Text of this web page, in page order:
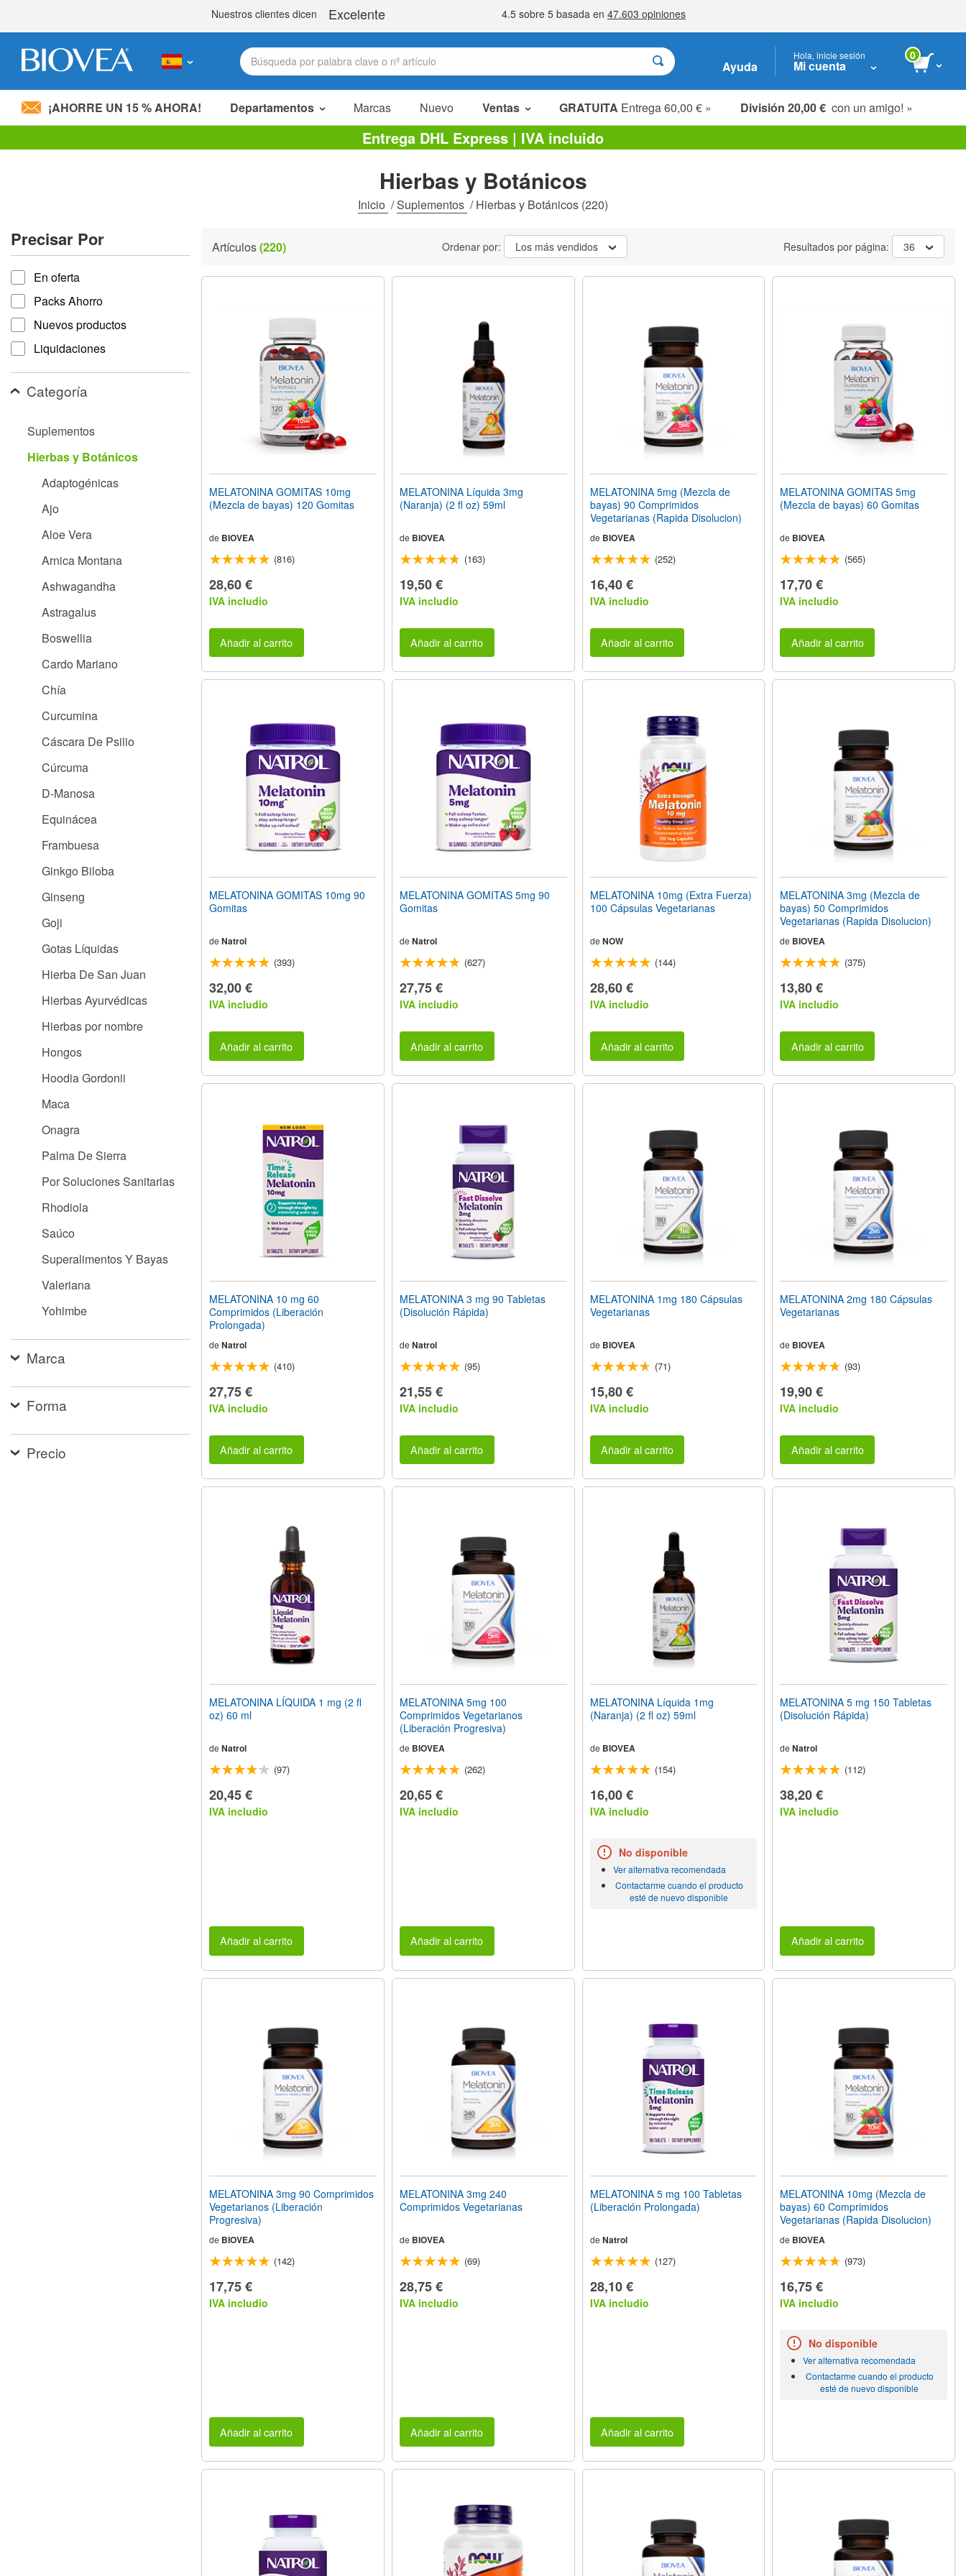
Nota:
accesibilidad.
Presione
Control-
F11
para
ajustar
sitio
web
personas
visual
Presione
accesibilidad.
Ayuda
Hola, inicie sesión
Mi cuenta
0
¡AHORRE UN 15 % AHORA! Departamentos Marcas Nuevo Ventas GRATUITA Entrega 60,00 € » División 20,00 € con un amigo! »
Artículos en oferta
Packs Ahorro
Liquidaciones
Entrega DHL Express | IVA incluido
Hierbas y Botánicos
Inicio /Suplementos /Hierbas y Botánicos (220)
Precisar Por
Precisar por
En oferta
Packs Ahorro
Nuevos productos
Liquidaciones
Categoría
Suplementos
Hierbas y Botánicos
Adaptogénicas
Ajo
Aloe Vera
Arnica Montana
Ashwagandha
Astragalus
Boswellia
Cardo Mariano
Chía
Curcumina
Cáscara De Psilio
Cúrcuma
D-Manosa
Equinácea
Frambuesa
Ginkgo Biloba
Ginseng
Goji
Gotas Líquidas
Hierba De San Juan
Hierbas Ayurvédicas
Hierbas por nombre
Hongos
Hoodia Gordonii
Maca
Onagra
Palma De Sierra
Por Soluciones Sanitarias
Rhodiola
Saúco
Superalimentos Y Bayas
Valeriana
Yohimbe
Marca
Forma
Precio
Artículos(220) Ordenar por: Los más vendidos Resultados por página: 36
MELATONINA GOMITAS 10mg
(Mezcla de bayas) 120 Gomitas
de BIOVEA
(816)
28,60 €
IVA includio
Añadir al carrito
MELATONINA Líquida 3mg
(Naranja) (2 fl oz) 59ml
de BIOVEA
(163)
19,50 €
IVA includio
Añadir al carrito
MELATONINA 5mg (Mezcla de
bayas) 90 Comprimidos
Vegetarianas (Rapida Disolucion)
de BIOVEA
(252)
16,40 €
IVA includio
Añadir al carrito
MELATONINA GOMITAS 5mg
(Mezcla de bayas) 60 Gomitas
de BIOVEA
(565)
17,70 €
IVA includio
Añadir al carrito
MELATONINA GOMITAS 10mg 90
Gomitas
de Natrol
(393)
32,00 €
IVA includio
Añadir al carrito
MELATONINA GOMITAS 5mg 90
Gomitas
de Natrol
(627)
27,75 €
IVA includio
Añadir al carrito
MELATONINA 10mg (Extra Fuerza)
100 Cápsulas Vegetarianas
de NOW
(144)
28,60 €
IVA includio
Añadir al carrito
MELATONINA 3mg (Mezcla de
bayas) 50 Comprimidos
Vegetarianas (Rapida Disolucion)
de BIOVEA
(375)
13,80 €
IVA includio
Añadir al carrito
MELATONINA 10 mg 60
Comprimidos (Liberación
Prolongada)
de Natrol
(410)
27,75 €
IVA includio
Añadir al carrito
MELATONINA 3 mg 90 Tabletas
(Disolución Rápida)
de Natrol
(95)
21,55 €
IVA includio
Añadir al carrito
MELATONINA 1mg 180 Cápsulas
Vegetarianas
de BIOVEA
(71)
15,80 €
IVA includio
Añadir al carrito
MELATONINA 2mg 180 Cápsulas
Vegetarianas
de BIOVEA
(93)
19,90 €
IVA includio
Añadir al carrito
MELATONINA LÍQUIDA 1 mg (2 fl
oz) 60 ml
de Natrol
(97)
20,45 €
IVA includio
Añadir al carrito
MELATONINA 5mg 100
Comprimidos Vegetarianos
(Liberación Progresiva)
de BIOVEA
(262)
20,65 €
IVA includio
Añadir al carrito
MELATONINA Líquida 1mg
(Naranja) (2 fl oz) 59ml
de BIOVEA
(154)
16,00 €
IVA includio
No disponible
Ver alternativa recomendada
Contactarme cuando el producto
esté de nuevo disponible
MELATONINA 5 mg 150 Tabletas
(Disolución Rápida)
de Natrol
(112)
38,20 €
IVA includio
Añadir al carrito
MELATONINA 3mg 90 Comprimidos
Vegetarianos (Liberación
Progresiva)
de BIOVEA
(142)
17,75 €
IVA includio
Añadir al carrito
MELATONINA 3mg 240
Comprimidos Vegetarianas
de BIOVEA
(69)
28,75 €
IVA includio
Añadir al carrito
MELATONINA 5 mg 100 Tabletas
(Liberación Prolongada)
de Natrol
(127)
28,10 €
IVA includio
Añadir al carrito
MELATONINA 10mg (Mezcla de
bayas) 60 Comprimidos
Vegetarianas (Rapida Disolucion)
de BIOVEA
(973)
16,75 €
IVA includio
No disponible
Ver alternativa recomendada
Contactarme cuando el producto
esté de nuevo disponible